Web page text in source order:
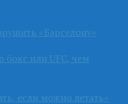
«Барселону»
или UFC, чем
если можно летать»